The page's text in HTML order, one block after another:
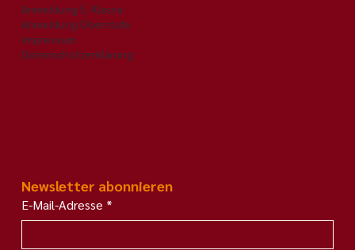
Anmeldung 5. Klasse
Anmeldung Oberstufe
Impressum
Datenschutzerklärung
Newsletter abonnieren
E-Mail-Adresse *